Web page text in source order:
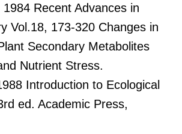
Recent Advances in
Vol.18, 173-320 Changes in
Secondary Metabolites
Nutrient Stress.
Introduction to Ecological
ed. Academic Press,